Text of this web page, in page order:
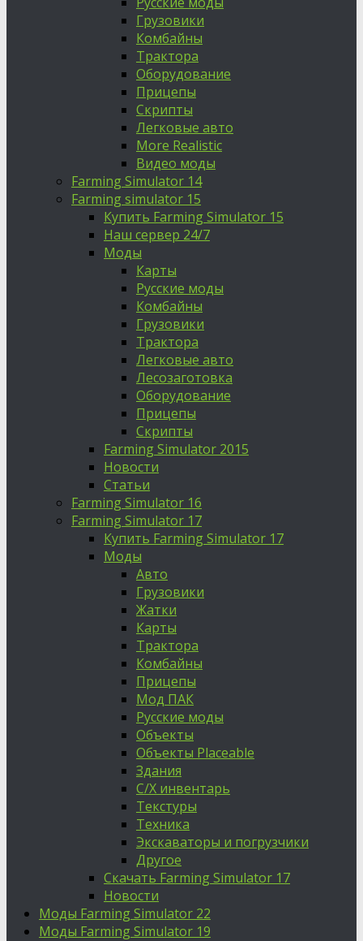
Грузовики
Комбайны
Трактора
Оборудование
Прицепы
Скрипты
Легковые авто
More Realistic
Видео моды
Farming Simulator 14
Farming simulator 15
Купить Farming Simulator 15
Наш сервер 24/7
Моды
Карты
Русские моды
Комбайны
Грузовики
Трактора
Легковые авто
Лесозаготовка
Оборудование
Прицепы
Скрипты
Farming Simulator 2015
Новости
Статьи
Farming Simulator 16
Farming Simulator 17
Купить Farming Simulator 17
Моды
Авто
Грузовики
Жатки
Карты
Трактора
Комбайны
Прицепы
Мод ПАК
Русские моды
Объекты
Объекты Placeable
Здания
С/Х инвентарь
Текстуры
Техника
Экскаваторы и погрузчики
Другое
Скачать Farming Simulator 17
Новости
Моды Farming Simulator 22
Моды Farming Simulator 19